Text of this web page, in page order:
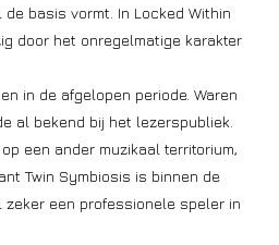
basis vormt. In Locked Within
door het onregelmatige karakter
in de afgelopen periode. Waren
al bekend bij het lezerspubliek.
een ander muzikaal territorium,
Twin Symbiosis is binnen de
een professionele speler in